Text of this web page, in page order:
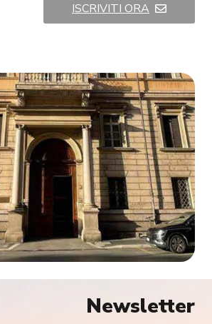
ISCRIVITI ORA
Newsletter